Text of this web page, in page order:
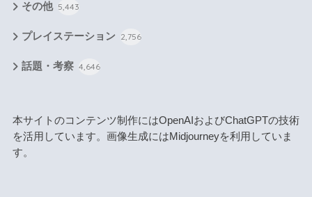
その他 5,443
プレイステーション 2,756
話題・考察 4,646
本サイトのコンテンツ制作にはOpenAIおよびChatGPTの技術
を活用しています。画像生成にはMidjourneyを利用していま
す。